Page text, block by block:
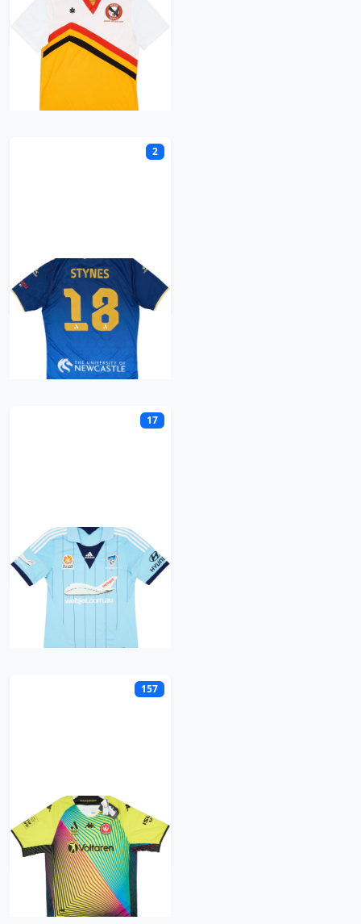
Menai Hawks FC
Retro trøje
2
Newcastle Jets
Retro trøje
17
Sydney FC
Retro trøje
157
Western Sydney
Wanderers
Retro trøje